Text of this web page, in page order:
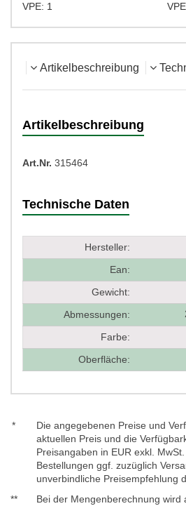
VPE: 1 VPE:
Artikelbeschreibung
Artikelbeschreibung
Art.Nr. 315464
Technische Daten
Hersteller:
Ean:
Gewicht:
Abmessungen:
Farbe:
Oberfläche:
*
Die angegebenen Preise und
aktuellen Preis und die
Preisangaben in EUR exkl.
Bestellungen ggf. zuzüglich
unverbindliche Preisempfehlung
**
Bei der Mengenberechnung wird